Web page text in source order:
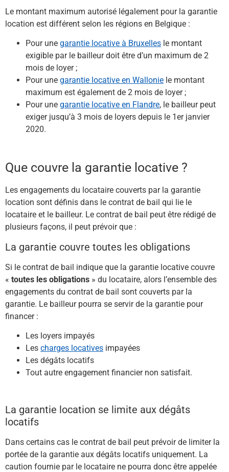
Le montant maximum autorisé légalement pour la garantie
location est différent selon les régions en Belgique :
Pour une garantie locative à Bruxelles le montant
exigible par le bailleur doit être d’un maximum de 2
mois de loyer ;
Pour une garantie locative en Wallonie le montant
maximum est également de 2 mois de loyer ;
Pour une garantie locative en Flandre, le bailleur peut
exiger jusqu’à 3 mois de loyers depuis le 1er janvier
2020.
Que couvre la garantie locative ?
Les engagements du locataire couverts par la garantie
location sont définis dans le contrat de bail qui lie le
locataire et le bailleur. Le contrat de bail peut être rédigé de
plusieurs façons, il peut prévoir que :
La garantie couvre toutes les obligations
Si le contrat de bail indique que la garantie locative couvre
« toutes les obligations » du locataire, alors l’ensemble des
engagements du contrat de bail sont couverts par la
garantie. Le bailleur pourra se servir de la garantie pour
financer :
Les loyers impayés
Les charges locatives impayées
Les dégâts locatifs
Tout autre engagement financier non satisfait.
La garantie location se limite aux dégâts
locatifs
Dans certains cas le contrat de bail peut prévoir de limiter la
portée de la garantie aux dégâts locatifs uniquement. La
caution fournie par le locataire ne pourra donc être appelée